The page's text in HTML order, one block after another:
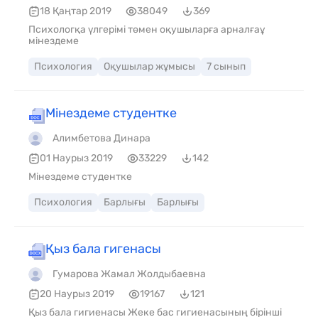
18 Қаңтар 2019
38049
369
Психологқа үлгерімі төмен оқушыларға арналғаұ
мінездеме
Психология Оқушылар жұмысы 7 сынып
Мінездеме студентке
Алимбетова Динара
01 Наурыз 2019
33229
142
Мінездеме студентке
Психология Барлығы Барлығы
Қыз бала гигенасы
Гумарова Жамал Жолдыбаевна
20 Наурыз 2019
19167
121
Қыз бала гигиенасы Жеке бас гигиенасының бірінші